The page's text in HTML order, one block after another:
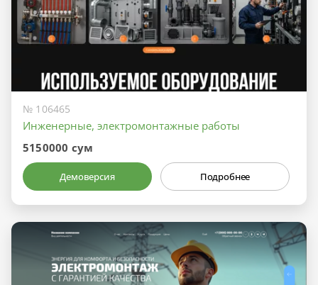
№ 106465
Инженерные, электромонтажные работы
5150000 сум
Демоверсия Подробнее